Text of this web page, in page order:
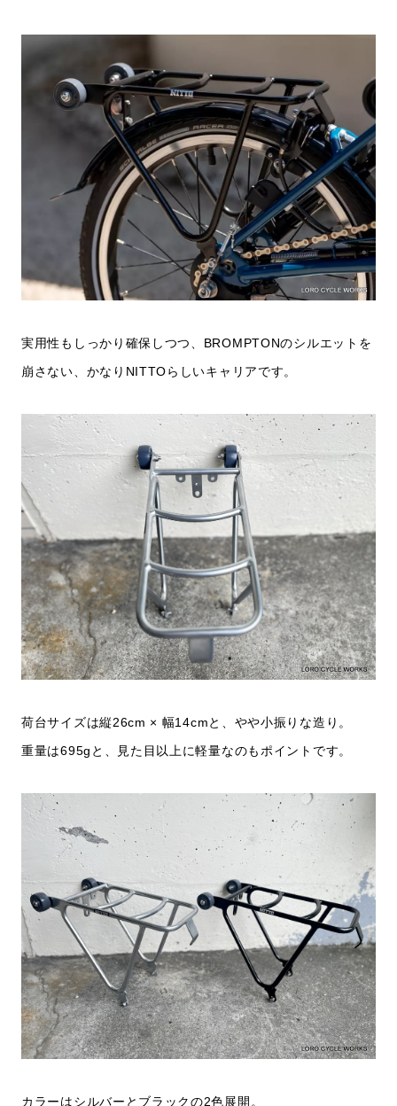
実用性もしっかり確保しつつ、BROMPTONのシルエットを
崩さない、かなりNITTOらしいキャリアです。
荷台サイズは縦26cm × 幅14cmと、やや小振りな造り。
重量は695gと、見た目以上に軽量なのもポイントです。
カラーはシルバーとブラックの2色展開。